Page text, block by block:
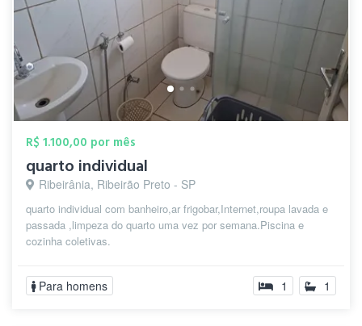
R$ 1.100,00 por mês
quarto individual
Ribeirânia, Ribeirão Preto - SP
quarto individual com banheiro,ar frigobar,Internet,roupa lavada e
passada ,limpeza do quarto uma vez por semana.Piscina e
cozinha coletivas.
Para homens 1 1